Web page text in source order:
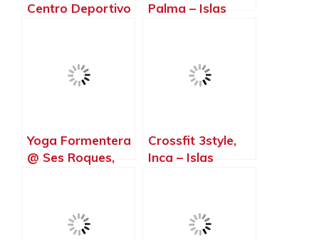
Centro Deportivo
Palma – Islas
Yoga Formentera
@ Ses Roques,
Crossfit 3style,
Inca – Islas